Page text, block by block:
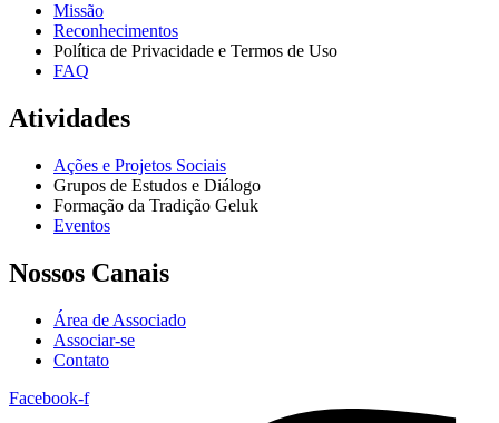
Missão
Reconhecimentos
Política de Privacidade e Termos de Uso
FAQ
Atividades
Ações e Projetos Sociais
Grupos de Estudos e Diálogo
Formação da Tradição Geluk
Eventos
Nossos Canais
Área de Associado
Associar-se
Contato
Facebook-f